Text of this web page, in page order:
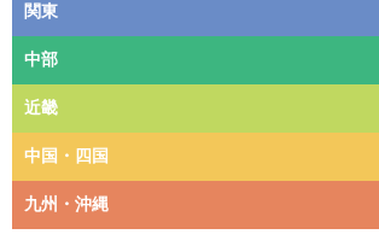
グリコアルブミン
特集・連載 一覧へ
1型ライフ
青森
岩手
秋田
関東
栃木
群馬
中部
富山
石川
近畿
滋賀
三重
中国・四国
鳥取
九州・沖縄